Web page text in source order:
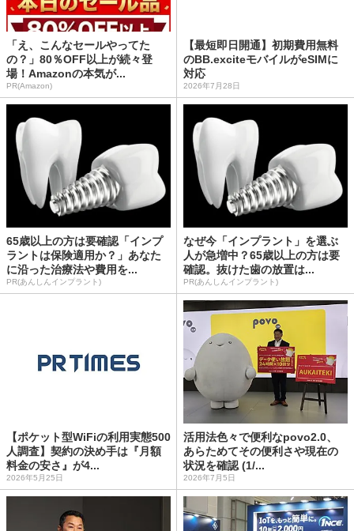
「え、こんなセールやってた
の？」80％OFF以上が続々登
場！Amazonの本気が...
PR(Amazon)
【最短即日開通】初期費用無料
のBB.exciteモバイルがeSIMに
対応
2026年7月28日
65歳以上の方は要確認「インプ
ラントは保険適用か？」あなた
に沿った治療法や費用を...
PR(あんしんインプラント)
なぜ今「インプラント」を選ぶ
人が急増中？65歳以上の方は要
確認。抜けた歯の放置は...
PR(あんしんインプラント)
【ポケット型WiFiの利用実態500
人調査】契約の決め手は『月額
料金の安さ』が4...
2026年5月25日
活用法色々で便利なpovo2.0、
あらためてその便利さや現在の
状況を確認 (1/...
2026年7月5日